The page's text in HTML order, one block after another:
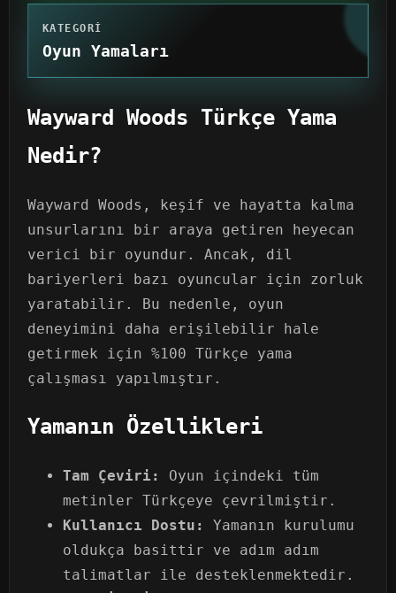
KATEGORI
Oyun Yamaları
Wayward Woods Türkçe Yama
Nedir?
Wayward Woods, keşif ve hayatta kalma
unsurlarını bir araya getiren heyecan
verici bir oyundur. Ancak, dil
bariyerleri bazı oyuncular için zorluk
yaratabilir. Bu nedenle, oyun
deneyimini daha erişilebilir hale
getirmek için %100 Türkçe yama
çalışması yapılmıştır.
Yamanın Özellikleri
Tam Çeviri:
Oyun içindeki tüm
metinler Türkçeye çevrilmiştir.
Kullanıcı Dostu:
Yamanın kurulumu
oldukça basittir ve adım adım
talimatlar ile desteklenmektedir.